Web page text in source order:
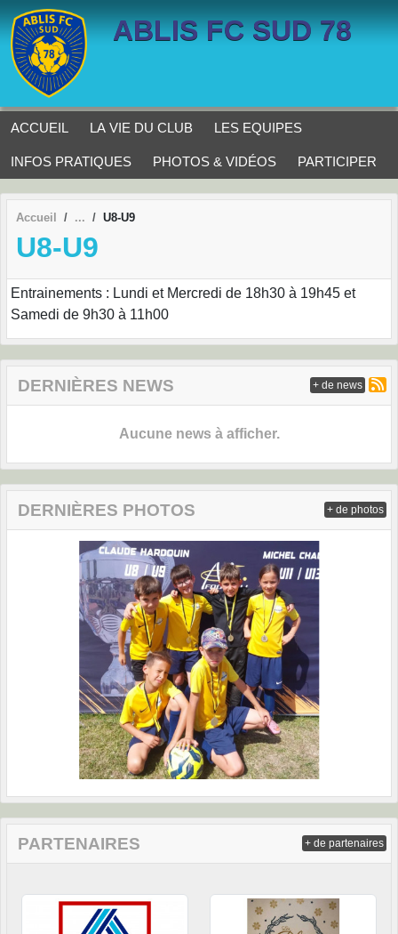
ABLIS FC SUD 78
ACCUEIL LA VIE DU CLUB LES EQUIPES
INFOS PRATIQUES PHOTOS & VIDÉOS PARTICIPER
Accueil U8-U9
U8-U9
Entrainements : Lundi et Mercredi de 18h30 à 19h45 et
Samedi de 9h30 à 11h00
DERNIÈRES NEWS
Aucune news à afficher.
+ de news
DERNIÈRES PHOTOS + de photos
PARTENAIRES + de partenaires
Panneau de gestion des cookies